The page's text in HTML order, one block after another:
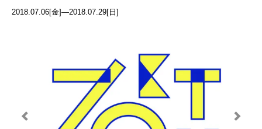
2018.07.06[金]—2018.07.29[日]